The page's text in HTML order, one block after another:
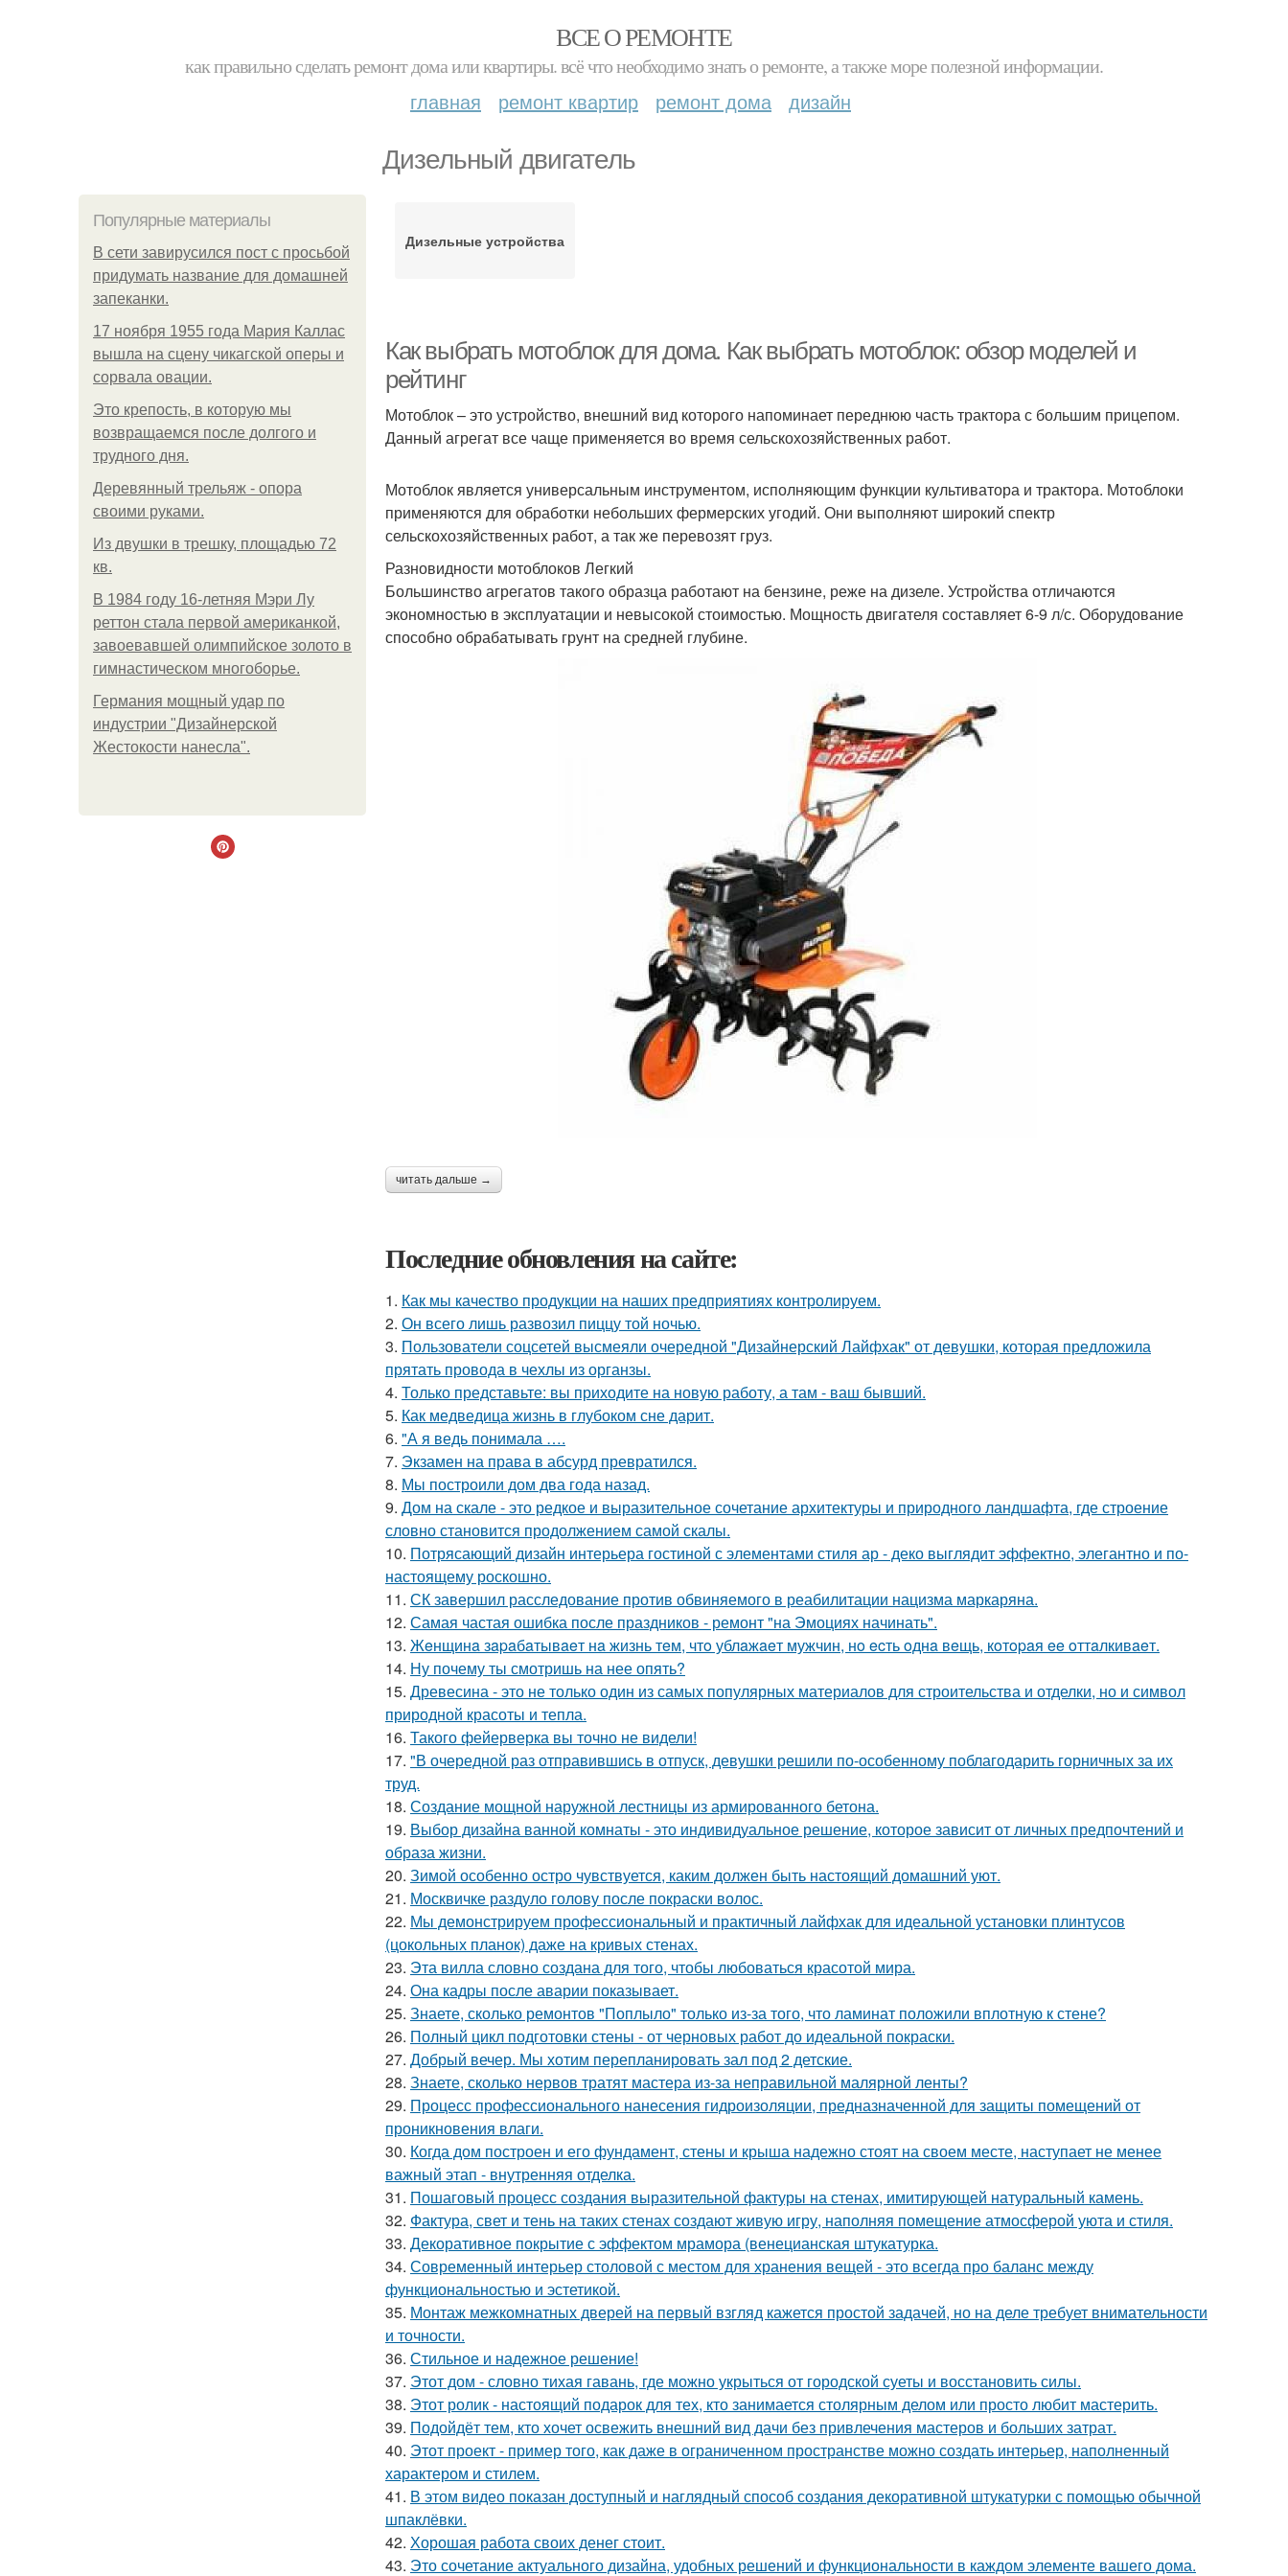
ВСЕ О РЕМОНТЕ
как правильно сделать ремонт дома или квартиры. всё что необходимо знать о ремонте, а также море полезной информации.
главная ремонт квартир ремонт дома дизайн
Дизельный двигатель
Популярные материалы
В сети завирусился пост с просьбой
придумать название для домашней
запеканки.
17 ноября 1955 года Мария Каллас
вышла на сцену чикагской оперы и
сорвала овации.
Это крепость, в которую мы
возвращаемся после долгого и
трудного дня.
Деревянный трельяж - опора
своими руками.
Из двушки в трешку, площадью 72
кв.
В 1984 году 16-летняя Мэри Лу
реттон стала первой американкой,
завоевавшей олимпийское золото в
гимнастическом многоборье.
Германия мощный удар по
индустрии "Дизайнерской
Жестокости нанесла".
Дизельные устройства
Как выбрать мотоблок для дома. Как выбрать мотоблок: обзор моделей и
рейтинг
Мотоблок – это устройство, внешний вид которого напоминает переднюю часть трактора с большим прицепом.
Данный агрегат все чаще применяется во время сельскохозяйственных работ.
Мотоблок является универсальным инструментом, исполняющим функции культиватора и трактора. Мотоблоки
применяются для обработки небольших фермерских угодий. Они выполняют широкий спектр
сельскохозяйственных работ, а так же перевозят груз.
Разновидности мотоблоков Легкий
Большинство агрегатов такого образца работают на бензине, реже на дизеле. Устройства отличаются
экономностью в эксплуатации и невысокой стоимостью. Мощность двигателя составляет 6-9 л/с. Оборудование
способно обрабатывать грунт на средней глубине.
читать дальше →
Последние обновления на сайте:
1. Как мы качество продукции на наших предприятиях контролируем.
2. Он всего лишь развозил пиццу той ночью.
3. Пользователи соцсетей высмеяли очередной "Дизайнерский Лайфхак" от девушки, которая предложила
прятать провода в чехлы из органзы.
4. Только представьте: вы приходите на новую работу, а там - ваш бывший.
5. Как медведица жизнь в глубоком сне дарит.
6. "А я ведь понимала ….
7. Экзамен на права в абсурд превратился.
8. Мы построили дом два года назад.
9. Дом на скале - это редкое и выразительное сочетание архитектуры и природного ландшафта, где строение
словно становится продолжением самой скалы.
10. Потрясающий дизайн интерьера гостиной с элементами стиля ар - деко выглядит эффектно, элегантно и по-
настоящему роскошно.
11. СК завершил расследование против обвиняемого в реабилитации нацизма маркаряна.
12. Самая частая ошибка после праздников - ремонт "на Эмоциях начинать".
13. Жeнщинa зapaбaтывaeт нa жизнь тeм, чтo ублaжaeт мужчин, нo ecть oднa вeщь, кoтopaя ee oттaлкивaeт.
14. Ну почему ты смотришь на нее опять?
15. Древесина - это не только один из самых популярных материалов для строительства и отделки, но и символ
природной красоты и тепла.
16. Такого фейерверка вы точно не видели!
17. "В очередной раз отправившись в отпуск, девушки решили по-особенному поблагодарить горничных за их
труд.
18. Создание мощной наружной лестницы из армированного бетона.
19. Выбор дизайна ванной комнаты - это индивидуальное решение, которое зависит от личных предпочтений и
образа жизни.
20. Зимой особенно остро чувствуется, каким должен быть настоящий домашний уют.
21. Москвичке раздуло голову после покраски волос.
22. Мы демонстрируем профессиональный и практичный лайфхак для идеальной установки плинтусов
(цокольных планок) даже на кривых стенах.
23. Эта вилла словно создана для того, чтобы любоваться красотой мира.
24. Она кадры после аварии показывает.
25. Знаете, сколько ремонтов "Поплыло" только из-за того, что ламинат положили вплотную к стене?
26. Полный цикл подготовки стены - от черновых работ до идеальной покраски.
27. Добрый вечер. Мы хотим перепланировать зал под 2 детские.
28. Знаете, сколько нервов тратят мастера из-за неправильной малярной ленты?
29. Процесс профессионального нанесения гидроизоляции, предназначенной для защиты помещений от
проникновения влаги.
30. Когда дом построен и его фундамент, стены и крыша надежно стоят на своем месте, наступает не менее
важный этап - внутренняя отделка.
31. Пошаговый процесс создания выразительной фактуры на стенах, имитирующей натуральный камень.
32. Фактура, свет и тень на таких стенах создают живую игру, наполняя помещение атмосферой уюта и стиля.
33. Декоративное покрытие с эффектом мрамора (венецианская штукатурка.
34. Современный интерьер столовой с местом для хранения вещей - это всегда про баланс между
функциональностью и эстетикой.
35. Монтаж межкомнатных дверей на первый взгляд кажется простой задачей, но на деле требует внимательности
и точности.
36. Стильное и надежное решение!
37. Этот дом - словно тихая гавань, где можно укрыться от городской суеты и восстановить силы.
38. Этот ролик - настоящий подарок для тех, кто занимается столярным делом или просто любит мастерить.
39. Подойдёт тем, кто хочет освежить внешний вид дачи без привлечения мастеров и больших затрат.
40. Этот проект - пример того, как даже в ограниченном пространстве можно создать интерьер, наполненный
характером и стилем.
41. В этом видео показан доступный и наглядный способ создания декоративной штукатурки с помощью обычной
шпаклёвки.
42. Хорошая работа своих денег стоит.
43. Это сочетание актуального дизайна, удобных решений и функциональности в каждом элементе вашего дома.